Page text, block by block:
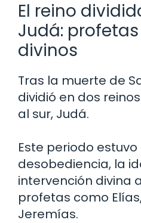
El reino
Judá:
divinos
Tras la muerte de
dividió en dos
al sur, Judá.
Este periodo
desobediencia, la
intervención divina
profetas como
Jeremías.